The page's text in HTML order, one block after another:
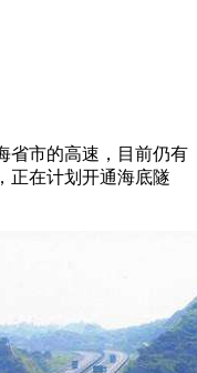
市的高速，目前仍有
正在计划开通海底隧